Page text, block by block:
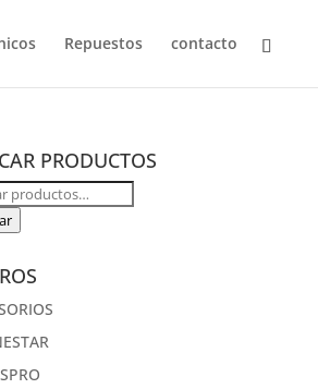
Repuestos contacto
PRODUCTOS